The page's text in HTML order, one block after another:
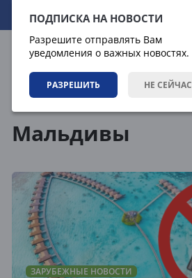
ПОДПИСКА НА НОВОСТИ
Разрешите отправлять Вам
уведомления о важных новостях.
РАЗРЕШИТЬ НЕ СЕЙЧАС
09.08.2026 12:37:18
Мальдивы
ЗАРУБЕЖНЫЕ НОВОСТИ